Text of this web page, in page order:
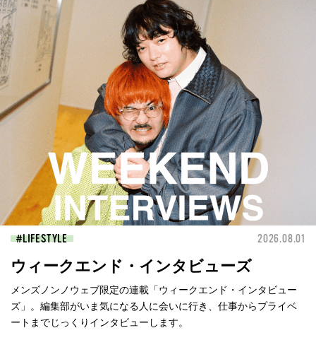
LIFESTYLE 2026.08.01
ウィークエンド・インタビューズ
メンズノンノウェブ限定の連載「ウィークエンド・インタビュー
ズ」。編集部がいま気になる人に会いに行き、仕事からプライベ
ートまでじっくりインタビューします。